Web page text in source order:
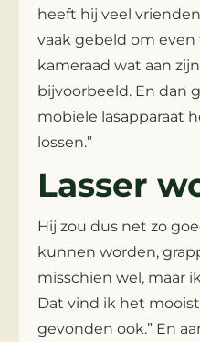
heeft hij veel
vaak gebeld om
kameraad wat aan
bijvoorbeeld. En dan
mobiele lasapparaat
lossen.”
Lasser
Hij zou dus net zo
kunnen worden,
misschien wel, maar
Dat vind ik het
gevonden ook.” En